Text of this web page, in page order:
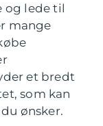
og lede til
mange
et bredt
som kan
ønsker.